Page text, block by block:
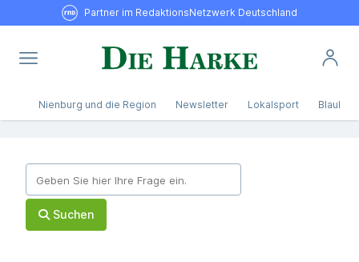
Partner im RedaktionsNetzwerk Deutschland
Nienburg und die Region Newsletter Lokalsport Blaulicht
Suchen